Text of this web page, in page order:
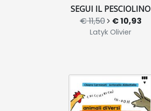
SEGUI IL PESCIOLINO
€ 11,50 € 10,93
Latyk Olivier